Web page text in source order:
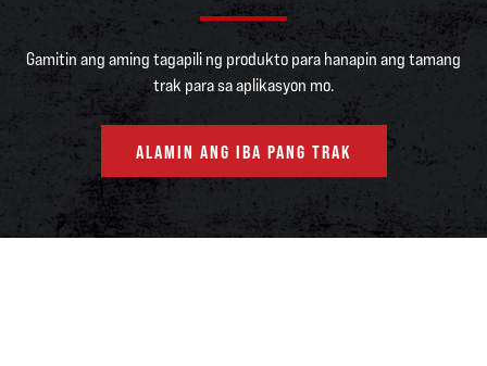
Gamitin ang aming tagapili ng produkto para hanapin ang tamang
trak para sa aplikasyon mo.
ALAMIN ANG IBA PANG TRAK